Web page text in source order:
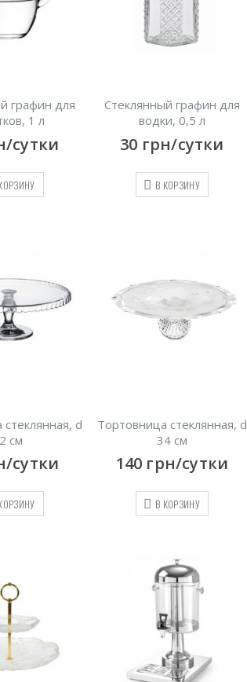
графин для
1 л
сутки
Стеклянный графин для
водки, 0,5 л
30 грн/сутки
В КОРЗИНУ
d
см
сутки
Тортовница стеклянная, d
34 см
140 грн/сутки
В КОРЗИНУ